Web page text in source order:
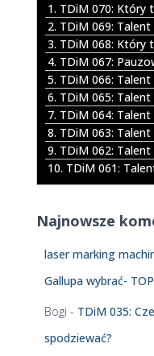
z
a
c
z
p
l
i
k
ó
w
d
w
ę
k
w
c
2. TDiM 069:
5. TDiM 066:
7. TDiM 064:
8. TDiM 063:
Najnowsze
laser marking
Gallupa wybrać-
Bogi - TDiM 035:
spodziewać?